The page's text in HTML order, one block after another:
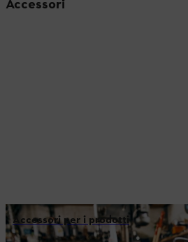
Accessori
Accessori per i prodotti